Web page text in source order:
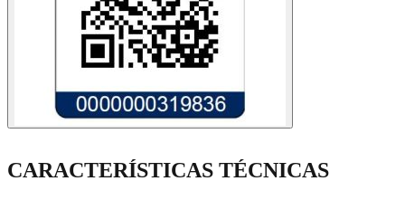
CARACTERÍSTICAS TÉCNICAS